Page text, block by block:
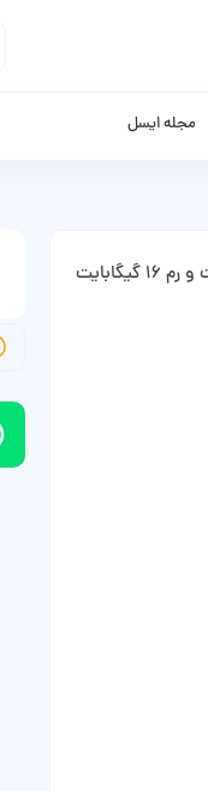
مجله ایسل